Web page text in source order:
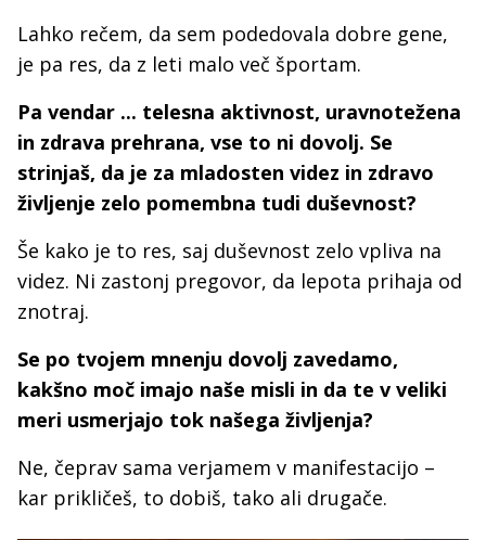
Lahko rečem, da sem podedovala dobre gene,
je pa res, da z leti malo več športam.
Pa vendar ... telesna aktivnost, uravnotežena
in zdrava prehrana, vse to ni dovolj. Se
strinjaš, da je za mladosten videz in zdravo
življenje zelo pomembna tudi duševnost?
Še kako je to res, saj duševnost zelo vpliva na
videz. Ni zastonj pregovor, da lepota prihaja od
znotraj.
Se po tvojem mnenju dovolj zavedamo,
kakšno moč imajo naše misli in da te v veliki
meri usmerjajo tok našega življenja?
Ne, čeprav sama verjamem v manifestacijo –
kar prikličeš, to dobiš, tako ali drugače.